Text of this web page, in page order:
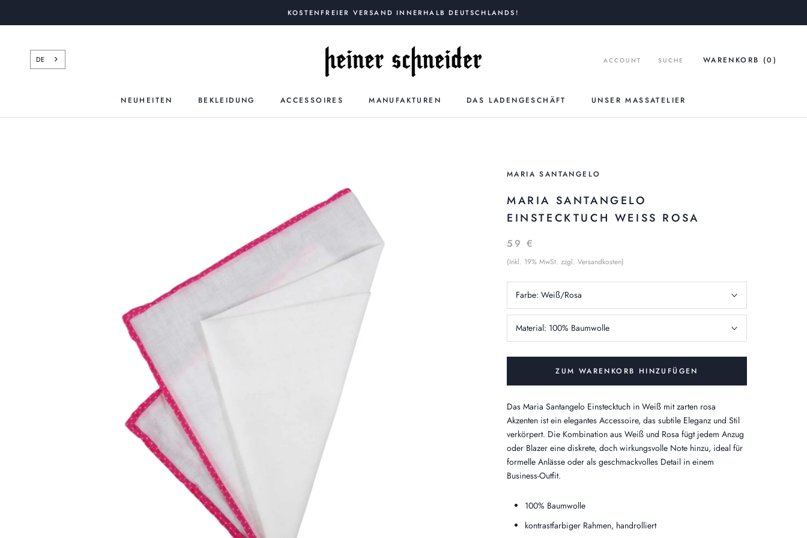
KOSTENFREIER VERSAND INNERHALB DEUTSCHLANDS!
NEUHEITEN
BEKLEIDUNG ACCESSOIRES MANUFAKTUREN DAS LADENGESCHÄFT
UNSER MASSATELIER
DE ACCOUNT SUCHE WARENKORB (0 )
MARIA SANTANGELO
MARIA SANTANGELO
EINSTECKTUCH WEISS ROSA
59 €
(Inkl. 19% MwSt. zzgl. Versandkosten)
Farbe: Weiß/Rosa
Material: 100% Baumwolle
ZUM WARENKORB HINZUFÜGEN
Das Maria Santangelo Einstecktuch in Weiß mit zarten rosa
Akzenten ist ein elegantes Accessoire, das subtile Eleganz und Stil
verkörpert. Die Kombination aus Weiß und Rosa fügt jedem Anzug
oder Blazer eine diskrete, doch wirkungsvolle Note hinzu, ideal für
formelle Anlässe oder als geschmackvolles Detail in einem
Business-Outfit.
100% Baumwolle
kontrastfarbiger Rahmen, handrolliert